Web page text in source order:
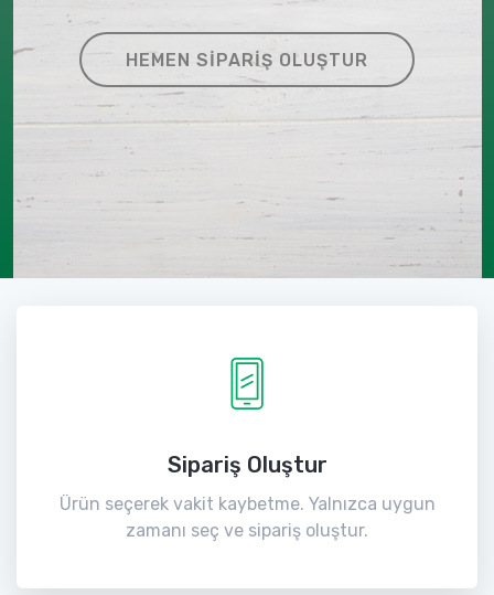
HEMEN SIPARIŞ OLUŞTUR
Sipariş Oluştur
Ürün seçerek vakit kaybetme. Yalnızca uygun
zamanı seç ve sipariş oluştur.